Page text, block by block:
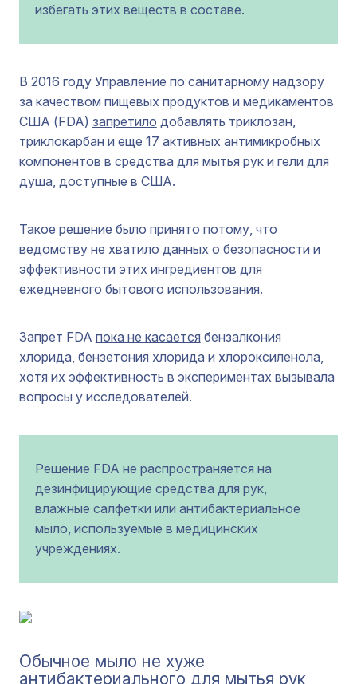
избегать этих веществ в составе.
В 2016 году Управление по санитарному надзору
за качеством пищевых продуктов и медикаментов
США (FDA) запретило добавлять триклозан,
триклокарбан и еще 17 активных антимикробных
компонентов в средства для мытья рук и гели для
душа, доступные в США.
Такое решение было принято потому, что
ведомству не хватило данных о безопасности и
эффективности этих ингредиентов для
ежедневного бытового использования.
Запрет FDA пока не касается бензалкония
хлорида, бензетония хлорида и хлороксиленола,
хотя их эффективность в экспериментах вызывала
вопросы у исследователей.
Решение FDA не распространяется на
дезинфицирующие средства для рук,
влажные салфетки или антибактериальное
мыло, используемые в медицинских
учреждениях.
Обычное мыло не хуже
антибактериального для мытья рук